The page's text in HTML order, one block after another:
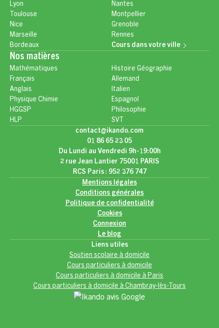
Lyon
Toulouse
Nice
Marseille
Bordeaux
Nantes
Montpellier
Grenoble
Rennes
Cours dans votre ville
Nos matières
Mathématiques
Français
Anglais
Physique Chimie
HGGSP
HLP
Histoire Géographie
Allemand
Italien
Espagnol
Philosophie
SVT
contact@ikando.com
01 86 65 23 05
Du Lundi au Vendredi 9h-19:00h
2 rue Jean Lantier 75001 PARIS
RCS Paris : 952 376 747
Mentions légales
Conditions générales
Politique de confidentialité
Cookies
Connexion
Le blog
Liens utiles
Soutien scolaire à domicile
Cours particuliers à domicile
Cours particuliers à domicile à Paris
Cours particuliers à domicile à Chambray-lès-Tours